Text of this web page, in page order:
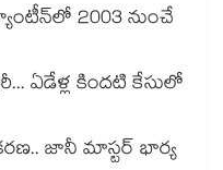
2003 నుంచే
ఏడేళ్ల కిందటి కేసులో
జానీ మాస్టర్ భార్య